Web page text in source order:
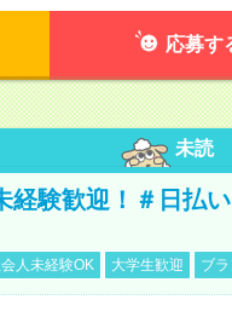
応募す
未読
経験歓迎！＃日払
人未経験OK 大学生歓迎 ブ